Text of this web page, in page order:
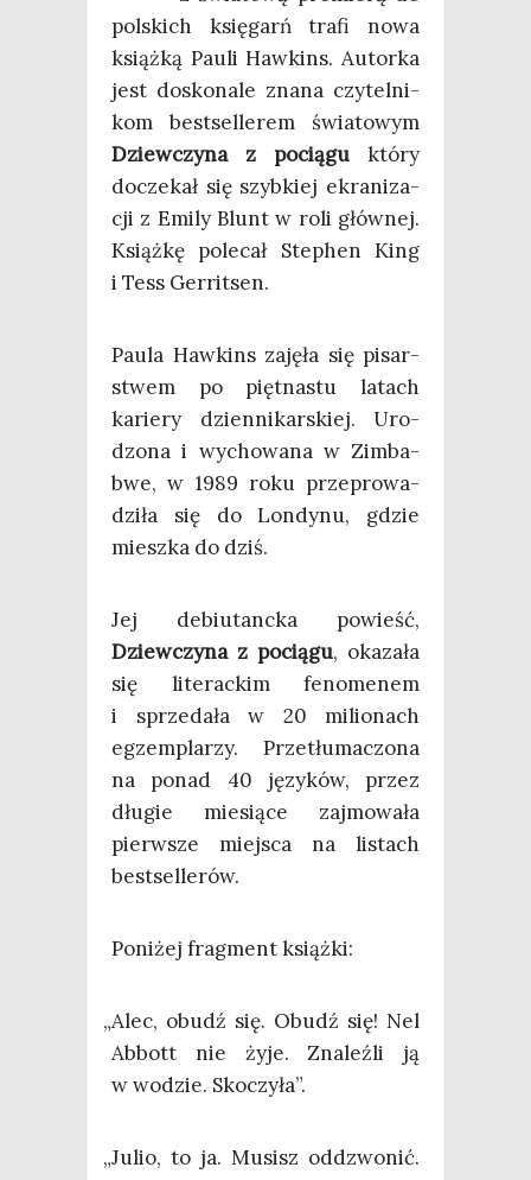
pol­skich księ­garń tra­fi nowa
książ­ką Pau­li Haw­kins. Autor­ka
jest dosko­na­le zna­na czy­tel­ni­
kom best­sel­le­rem świa­to­wym
Dziew­czy­na z pocią­gu któ­ry
docze­kał się szyb­kiej ekra­ni­za­
cji z Emi­ly Blunt w roli głów­nej.
Książ­kę pole­cał Ste­phen King
i Tess Gerritsen.
Pau­la Haw­kins zaję­ła się pisar­
stwem po pięt­na­stu latach
karie­ry dzien­ni­kar­skiej. Uro­
dzo­na i wycho­wa­na w Zim­ba­
bwe, w 1989 roku prze­pro­wa­
dzi­ła się do Lon­dy­nu, gdzie
miesz­ka do dziś.
Jej debiu­tanc­ka powieść,
Dziew­czy­na z pocią­gu, oka­za­ła
się lite­rac­kim feno­me­nem
i sprze­da­ła w 20 milio­nach
egzem­pla­rzy. Prze­tłu­ma­czo­na
na ponad 40 języ­ków, przez
dłu­gie mie­sią­ce zaj­mo­wa­ła
pierw­sze miej­sca na listach
bestsellerów.
Poni­żej frag­ment książki:
„Alec, obudź się. Obudź się! Nel
Abbott nie żyje. Zna­leź­li ją
w wodzie. Skoczyła”.
„Julio, to ja. Musisz oddzwo­nić.